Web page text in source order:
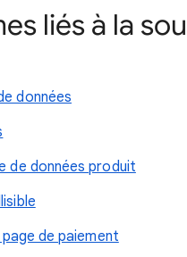
liés à la
données
de données produit
de paiement